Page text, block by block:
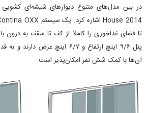
تا فضای غذاخوری را کاملاً از کف تا سقف به درون
پنل ۹/۶ اینچ ارتفاع و ۶/۷ اینچ
آن‌ها با کمک شش نفر امکان‌پذیر است.